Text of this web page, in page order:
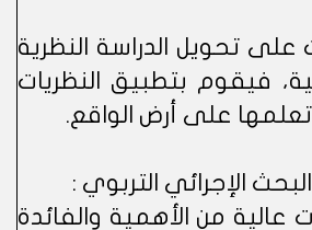
على تحويل الدراسة النظرية
فيقوم بتطبيق النظريات
على أرض الواقع.
الإجرائي التربوي :
عالية من الأهمية والفائدة